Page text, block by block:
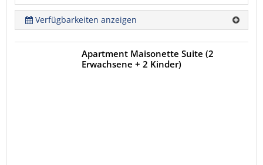
Verfügbarkeiten anzeigen
Apartment Maisonette Suite (2
Erwachsene + 2 Kinder)